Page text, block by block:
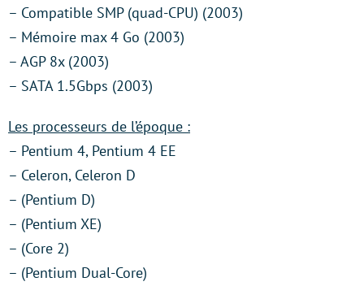
– Compatible SMP (quad-CPU) (2003)
– Mémoire max 4 Go (2003)
– AGP 8x (2003)
– SATA 1.5Gbps (2003)
Les processeurs de l’époque :
– Pentium 4, Pentium 4 EE
– Celeron, Celeron D
– (Pentium D)
– (Pentium XE)
– (Core 2)
– (Pentium Dual-Core)